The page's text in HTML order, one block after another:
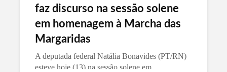
faz discurso na sessão solene
em homenagem à Marcha das
Margaridas
A deputada federal Natália Bonavides (PT/RN)
esteve hoje (13) na sessão solene em